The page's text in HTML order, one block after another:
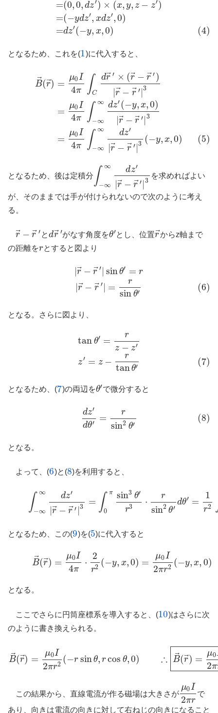
=
=
=
(0,0, dz′) × (x, y, z − z′)
(−ydz′, xdz′,0)
dz′(−y, x,0) (4)
となるため、これを(1
1)に代入すると、
B⃗(r⃗
) =
μ0I
4π ∫C
dr ⃗′ × (r ⃗− r⃗′)
|r⃗− r⃗′ |3
=
μ0I
4π ∫ ∞
−∞
dz′(−y, x,0)
|r⃗ − r ⃗′|3
=
μ0I
4π ∫ ∞
−∞
dz′
|r ⃗− r⃗′ |3 (−y, x,0) (5)
=μ dr→ r→−r→ )|r →− r→′|3 =
となるため、後は定積分 ∫ ∞
−∞
dz′
|r ⃗− r⃗′|3
− dz′|r→−r→′| 3
を求めればよい
が、そのままでは手が付けられないので次のように考え
る。
r ⃗− r⃗′
r→− r→ とdr⃗′
dr→′
がなす角度をθ′
θ′ とし、位置r⃗
r→
からz軸まで
の距離をr
r とすると図より
|r ⃗− r⃗′| sinθ′ = r
|r⃗− r ⃗′ | =
r
sin θ′ (6)
→′| sin θ′= (6)|r → −r→′|
となる。さらに図より、
tan θ′ =
r
z − z′
z′ = z −
r
tanθ′ (7)
θ z−z z−
となるため、(7
7)の両辺をθ′
θ′で微分すると
dz′
dθ′ =
r
sin2 θ′
(8)
(8)d sin
となる。
よって、(6
6)と(8
8)を利用すると、
∫ ∞
−∞
dz′
|r ⃗− r⃗′ |3 = ∫ π
0
sin3 θ′
r3 ⋅
r
sin2 θ′
dθ′ =
1
r2
−∞∞ →′ 3=∫0πsin 3⋅r 1r
となるため、この(9
9)を(5
5)に代入すると
B⃗(r⃗
) =
μ0I
4π
⋅
2
r2 (−y, x,0) =
μ0I
2πr2 (−y, x, 0)
(10) →(r→ 0I π x 0I2π 2
となる。
ここでさらに円筒座標系を導入すると、(10
10)はさらに次
のように書き換えられる。
B⃗(r⃗
) =
μ0I
2πr2 (−r sinθ, rcos θ,0) ∴ B⃗(r⃗
) =
μ0
2π
B→(r→) =μ0 I2πr2( −rsinθ ,rcos B→ (r→)=μ 0I2 πr(
この結果から、直線電流が作る磁場は大きさが
μ0I
2πr
μ0I2πr
で
あり、向きは電流の向きに対して右ねじの向きになること